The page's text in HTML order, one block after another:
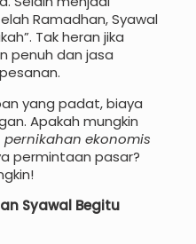
Ramadhan, Syawal
Tak heran jika
penuh dan jasa
yang padat, biaya
Apakah mungkin
ekonomis
permintaan pasar?
Syawal Begitu